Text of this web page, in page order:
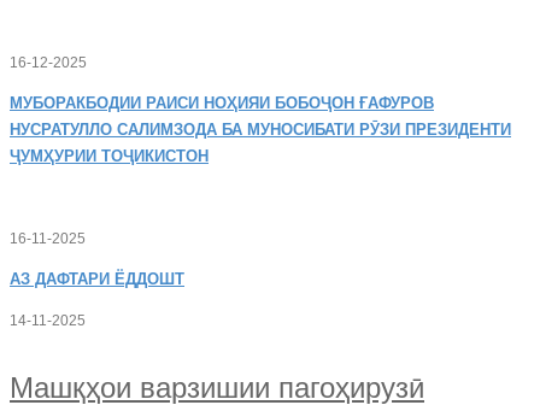
16-12-2025
МУБОРАКБОДИИ РАИСИ НОҲИЯИ БОБОҶОН ҒАФУРОВ
НУСРАТУЛЛО САЛИМЗОДА БА МУНОСИБАТИ РӮЗИ ПРЕЗИДЕНТИ
ҶУМҲУРИИ ТОҶИКИСТОН
16-11-2025
АЗ ДАФТАРИ ЁДДОШТ
14-11-2025
Машқҳои варзишии пагоҳирузӣ